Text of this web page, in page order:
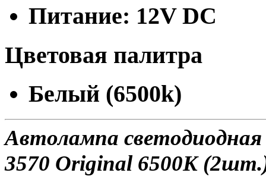
Питание: 12V DC
Цветовая палитра
Белый (6500k)
Автолампа
3570 Original 6500K